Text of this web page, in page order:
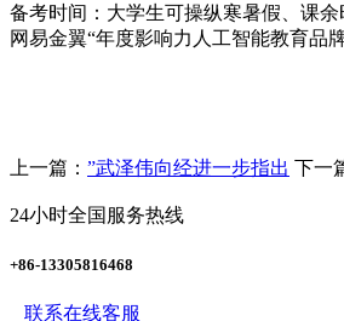
备考时间：大学生可操纵寒暑假、课
网易金翼“年度影响力人工智能教育品
上一篇： ”武泽伟向经进一步指出 下一
24小时全国服务热线
+86-13305816468
联系在线客服